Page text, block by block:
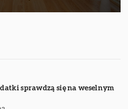
sprawdzą się na weselnym